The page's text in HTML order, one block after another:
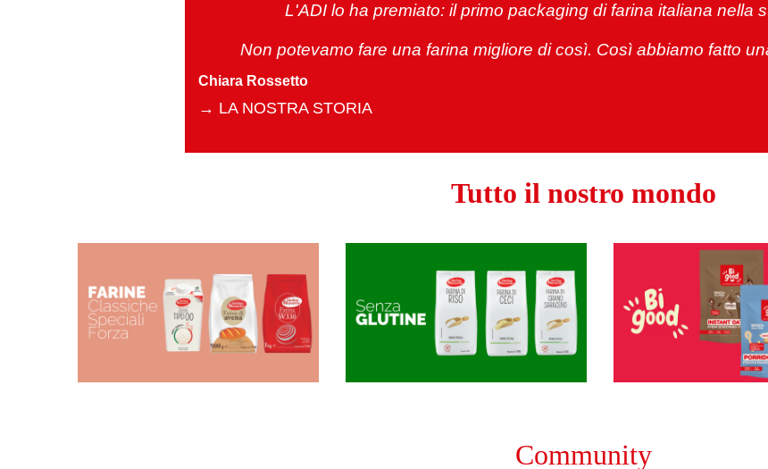
L'ADI lo ha premiato: il primo packaging di farina italiana nella
Non potevamo fare una farina migliore di così. Così abbiamo fatto
Chiara Rossetto
→ LA NOSTRA STORIA
Tutto il nostro mondo
Community